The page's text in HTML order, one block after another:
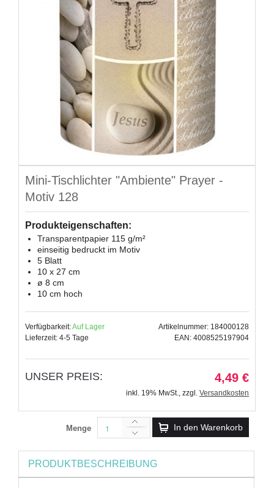
Mini-Tischlichter "Ambiente" Prayer -
Motiv 128
Produkteigenschaften:
Transparentpapier 115 g/m²
einseitig bedruckt im Motiv
5 Blatt
10 x 27 cm
ø 8 cm
10 cm hoch
Verfügbarkeit:Auf Lager
Lieferzeit: 4-5 Tage
Artikelnummer: 184000128
EAN: 4008525197904
UNSER PREIS: 4,49 €
inkl. 19% MwSt., zzgl. Versandkosten
Menge In den Warenkorb
PRODUKTBESCHREIBUNG